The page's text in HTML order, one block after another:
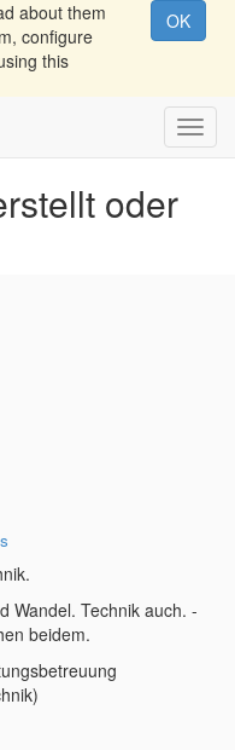
about them
configure
this
OK
oder
Wandel. Technik auch. -
beidem.